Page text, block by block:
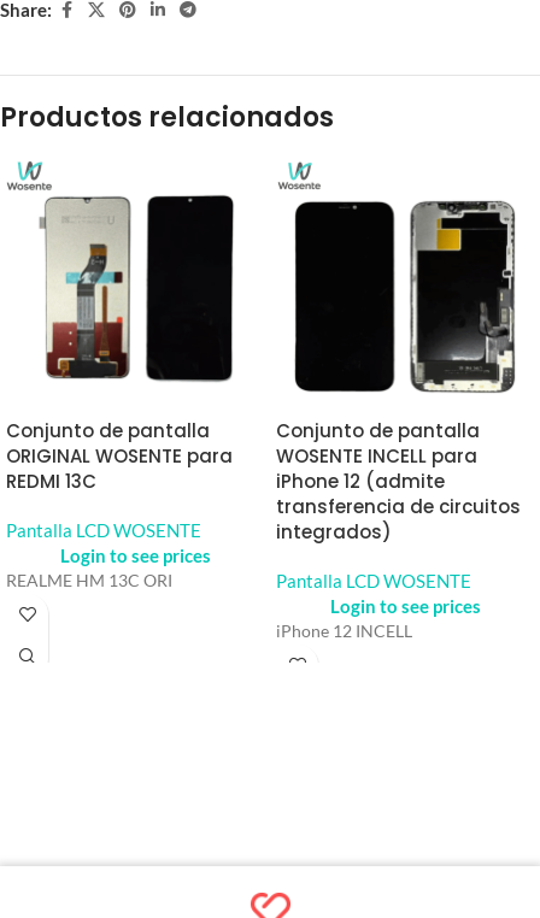
Share:
Productos relacionados
Conjunto de pantalla
ORIGINAL WOSENTE para
REDMI 13C
Pantalla LCD WOSENTE
Login to see prices
REALME HM 13C ORI
Conjunto de pantalla
WOSENTE INCELL para
iPhone 12 (admite
transferencia de circuitos
integrados)
Pantalla LCD WOSENTE
Login to see prices
iPhone 12 INCELL